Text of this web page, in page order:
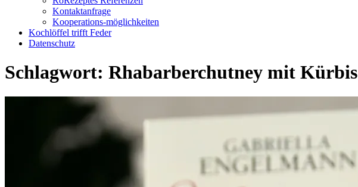
Kontaktanfrage
Kooperations-möglichkeiten
Kochlöffel trifft Feder
Datenschutz
Schlagwort: Rhabarberchutney mit Kürbis